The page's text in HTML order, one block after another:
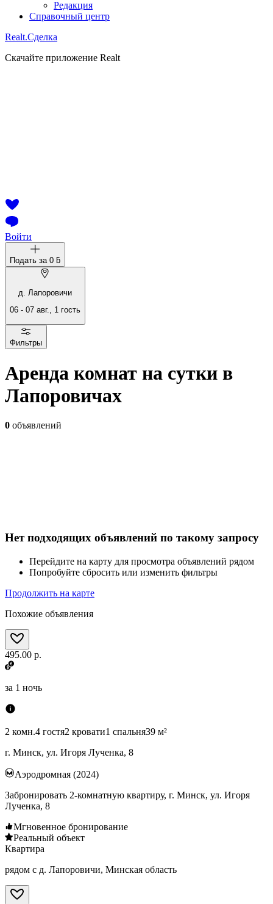
Редакция
Справочный центр
Realt.Сделка
Скачайте приложение Realt
Войти
Подать за 0 ƃ
д. Лапоровичи
06 - 07 авг., 1 гость
Фильтры
Аренда комнат на сутки в
Лапоровичах
0 объявлений
Нет подходящих объявлений по такому запросу
Перейдите на карту для просмотра объявлений рядом
Попробуйте сбросить или изменить фильтры
Продолжить на карте
Похожие объявления
495.00 р.
за 1 ночь
2 комн.4 гостя2 кровати1 спальня39 м²
г. Минск, ул. Игоря Лученка, 8
Аэродромная (2024)
Забронировать 2-комнатную квартиру, г. Минск, ул. Игоря
Лученка, 8
Мгновенное бронирование
Реальный объект
Квартира
рядом с д. Лапоровичи, Минская область